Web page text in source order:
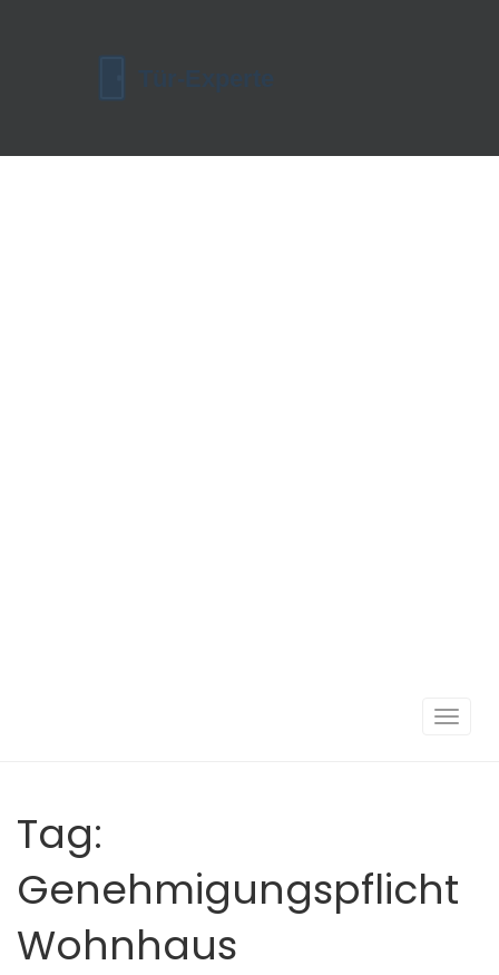
Tag:
Genehmigungspflicht
Wohnhaus